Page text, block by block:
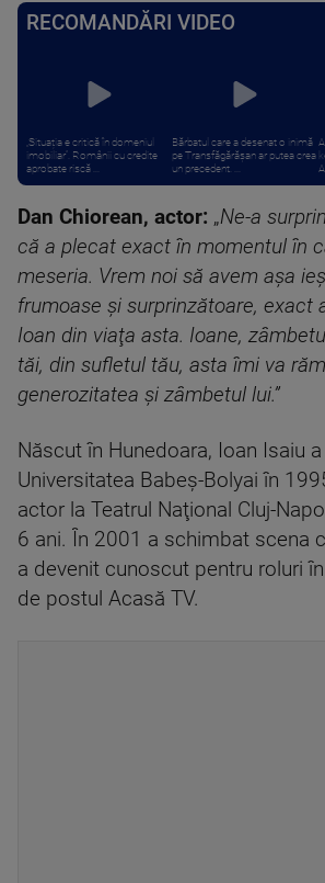
RECOMANDĂRI VIDEO
„Situația e critică în domeniul
imobiliar”. Românii cu credite
aprobate riscă ...
Bărbatul care a desenat o inimă
pe Transfăgărășan ar putea crea
un precedent. ...
Dan Chiorean, actor: „Ne-a
că a plecat exact în momentul în
meseria. Vrem noi să avem aşa
frumoase şi surprinzătoare, exact
Ioan din viaţa asta. Ioane,
tăi, din sufletul tău, asta îmi va
generozitatea şi zâmbetul lui.”
Născut în Hunedoara, Ioan Isaiu
Universitatea Babeş-Bolyai în
actor la Teatrul Naţional Cluj-
6 ani. În 2001 a schimbat scena
a devenit cunoscut pentru roluri
de postul Acasă TV.